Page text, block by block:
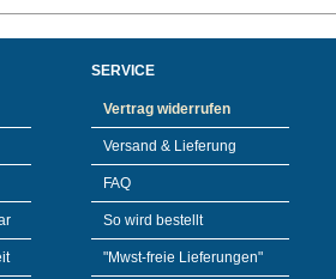
SERVICE
Vertrag widerrufen
Versand & Lieferung
FAQ
So wird bestellt
"Mwst-freie Lieferungen"